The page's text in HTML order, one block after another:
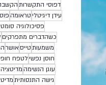
דפוסי התקשרות
עידן דיגיטליטראומה
פסיכולוגיה
כשהדברים מתפרקים
משמעותטייסאושר
חוסן נפשילטפח
עוגן הנשימה
גישה התנסותית